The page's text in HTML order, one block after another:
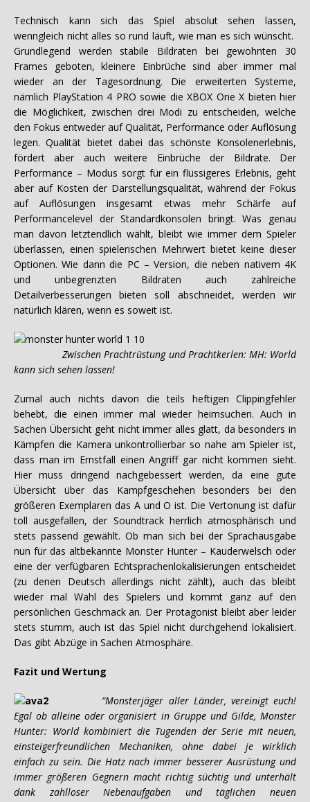
Technisch kann sich das Spiel absolut sehen lassen,
wenngleich nicht alles so rund läuft, wie man es sich wünscht.
Grundlegend werden stabile Bildraten bei gewohnten 30
Frames geboten, kleinere Einbrüche sind aber immer mal
wieder an der Tagesordnung. Die erweiterten Systeme,
nämlich PlayStation 4 PRO sowie die XBOX One X bieten hier
die Möglichkeit, zwischen drei Modi zu entscheiden, welche
den Fokus entweder auf Qualität, Performance oder Auflösung
legen. Qualität bietet dabei das schönste Konsolenerlebnis,
fördert aber auch weitere Einbrüche der Bildrate. Der
Performance – Modus sorgt für ein flüssigeres Erlebnis, geht
aber auf Kosten der Darstellungsqualität, während der Fokus
auf Auflösungen insgesamt etwas mehr Schärfe auf
Performancelevel der Standardkonsolen bringt. Was genau
man davon letztendlich wählt, bleibt wie immer dem Spieler
überlassen, einen spielerischen Mehrwert bietet keine dieser
Optionen. Wie dann die PC – Version, die neben nativem 4K
und unbegrenzten Bildraten auch zahlreiche
Detailverbesserungen bieten soll abschneidet, werden wir
natürlich klären, wenn es soweit ist.
Zwischen Prachtrüstung und Prachtkerlen: MH: World
kann sich sehen lassen!
Zumal auch nichts davon die teils heftigen Clippingfehler
behebt, die einen immer mal wieder heimsuchen. Auch in
Sachen Übersicht geht nicht immer alles glatt, da besonders in
Kämpfen die Kamera unkontrollierbar so nahe am Spieler ist,
dass man im Ernstfall einen Angriff gar nicht kommen sieht.
Hier muss dringend nachgebessert werden, da eine gute
Übersicht über das Kampfgeschehen besonders bei den
größeren Exemplaren das A und O ist. Die Vertonung ist dafür
toll ausgefallen, der Soundtrack herrlich atmosphärisch und
stets passend gewählt. Ob man sich bei der Sprachausgabe
nun für das altbekannte Monster Hunter – Kauderwelsch oder
eine der verfügbaren Echtsprachenlokalisierungen entscheidet
(zu denen Deutsch allerdings nicht zählt), auch das bleibt
wieder mal Wahl des Spielers und kommt ganz auf den
persönlichen Geschmack an. Der Protagonist bleibt aber leider
stets stumm, auch ist das Spiel nicht durchgehend lokalisiert.
Das gibt Abzüge in Sachen Atmosphäre.
Fazit und Wertung
“Monsterjäger aller Länder, vereinigt euch!
Egal ob alleine oder organisiert in Gruppe und Gilde, Monster
Hunter: World kombiniert die Tugenden der Serie mit neuen,
einsteigerfreundlichen Mechaniken, ohne dabei je wirklich
einfach zu sein. Die Hatz nach immer besserer Ausrüstung und
immer größeren Gegnern macht richtig süchtig und unterhält
dank zahlloser Nebenaufgaben und täglichen neuen